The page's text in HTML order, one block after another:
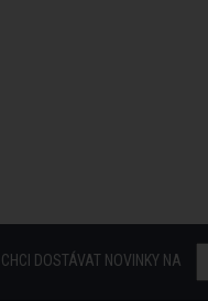
CHCI DOSTÁVAT NOVINKY NA